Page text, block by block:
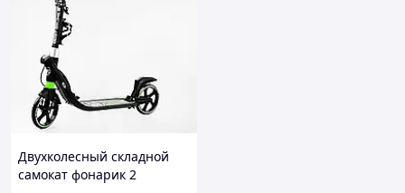
Двухколесный складной
самокат фонарик 2